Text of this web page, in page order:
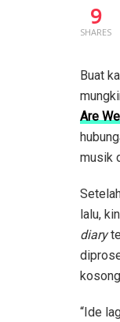
9
SHARES
Buat
Are
musik
lalu,
diary
“Ide